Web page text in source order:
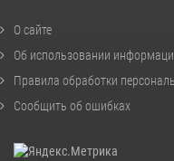
О сайте
Об использовании
Правила обработки
Сообщить об ошибках